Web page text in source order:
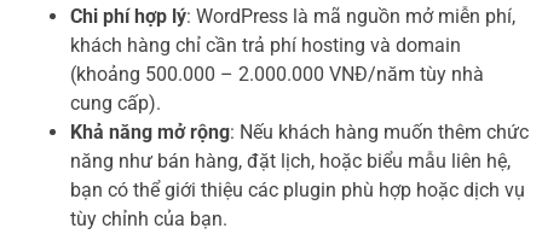
Chi phí hợp lý: WordPress là mã nguồn mở miễn phí,
khách hàng chỉ cần trả phí hosting và domain
(khoảng 500.000 – 2.000.000 VNĐ/năm tùy nhà
cung cấp).
Khả năng mở rộng: Nếu khách hàng muốn thêm chức
năng như bán hàng, đặt lịch, hoặc biểu mẫu liên hệ,
bạn có thể giới thiệu các plugin phù hợp hoặc dịch vụ
tùy chỉnh của bạn.